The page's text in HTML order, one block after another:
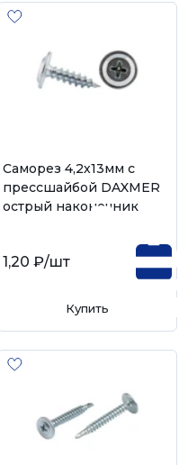
Саморез 4,2х13мм с
прессшайбой DAXMER
острый наконечник
1,20 ₽/шт
Купить